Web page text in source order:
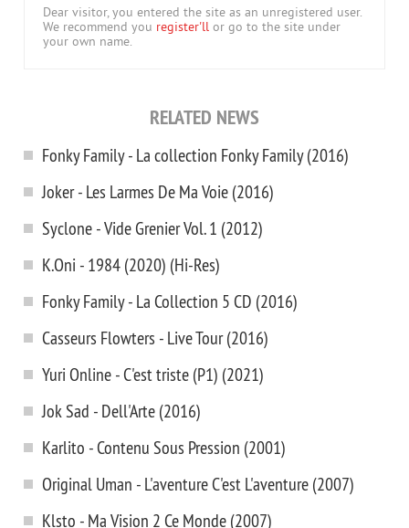
Dear visitor, you entered the site as an unregistered user.
We recommend you register'll or go to the site under
your own name.
RELATED NEWS
Fonky Family - La collection Fonky Family (2016)
Joker - Les Larmes De Ma Voie (2016)
Syclone - Vide Grenier Vol. 1 (2012)
K.Oni - 1984 (2020) (Hi-Res)
Fonky Family - La Collection 5 CD (2016)
Casseurs Flowters - Live Tour (2016)
Yuri Online - C'est triste (P1) (2021)
Jok Sad - Dell'Arte (2016)
Karlito - Contenu Sous Pression (2001)
Original Uman - L'aventure C'est L'aventure (2007)
Klsto - Ma Vision 2 Ce Monde (2007)